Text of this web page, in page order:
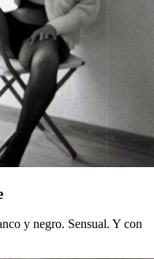
y negro. Sensual. Y con